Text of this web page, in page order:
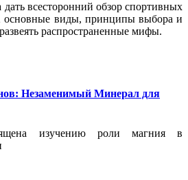
дать всесторонний обзор спортивных
основные виды, принципы выбора и
распространенные мифы.
Незаменимый Минерал для
изучению роли магния в